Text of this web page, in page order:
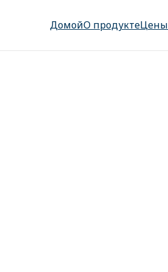
ДомойО продуктеЦены